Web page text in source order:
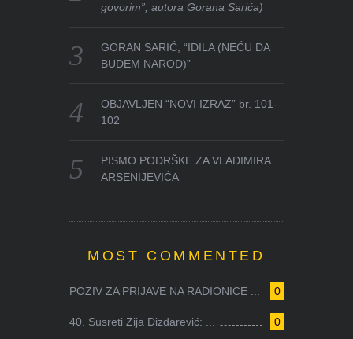
govorim”, autora Gorana Sarića)
GORAN SARIĆ, “IDILA (NEĆU DA
BUDEM NAROD)”
OBJAVLJEN “NOVI IZRAZ” br. 101-
102
PISMO PODRŠKE ZA VLADIMIRA
ARSENIJEVIĆA
MOST COMMENTED
0
POZIV ZA PRIJAVE NA RADIONICE ...
0
40. Susreti Zija Dizdarević: ...